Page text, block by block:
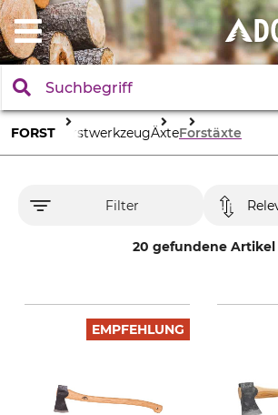
FORST ForstwerkzeugÄxteForstäxte
Filter
20 gefundene Artikel
EMPFEHLUNG